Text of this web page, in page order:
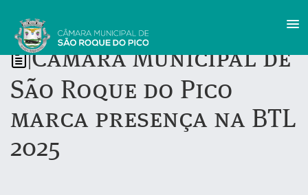
Câmara Municipal de
São Roque do Pico
marca presença na BTL
2025